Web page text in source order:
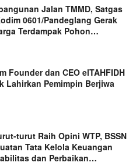
Jalan TMMD, Satgas
0601/Pandeglang Gerak
Terdampak Pohon
Founder dan CEO elTAHFIDH
Lahirkan Pemimpin Berjiwa
turut Raih Opini WTP, BSSN
Tata Kelola Keuangan
dan Perbaikan